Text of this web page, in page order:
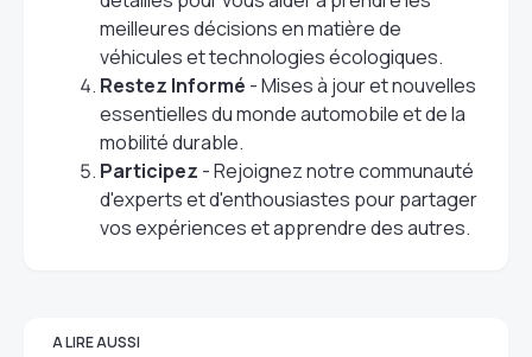
meilleures décisions en matière de
véhicules et technologies écologiques.
Restez Informé - Mises à jour et nouvelles
essentielles du monde automobile et de la
mobilité durable.
Participez - Rejoignez notre communauté
d'experts et d'enthousiastes pour partager
vos expériences et apprendre des autres.
A LIRE AUSSI